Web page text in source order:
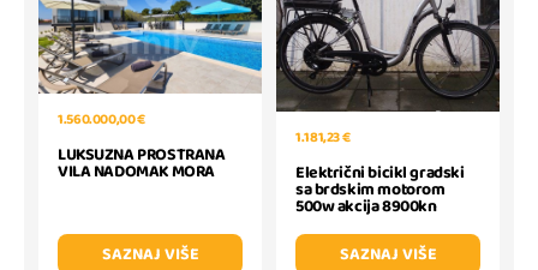
1.560.000,00 €
LUKSUZNA PROSTRANA
VILA NADOMAK MORA
SAZNAJ VIŠE
1.181,23 €
Električni bicikl gradski
sa brdskim motorom
500w akcija 8900kn
SAZNAJ VIŠE